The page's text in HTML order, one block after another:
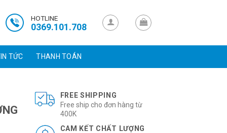
HOTLINE
0369.101.708
TỨC THANH TOÁN
FREE SHIPPING
Free ship cho đơn hàng từ
400K
CAM KẾT CHẤT LƯỢNG